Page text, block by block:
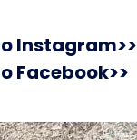
Instagram>>
Facebook>>